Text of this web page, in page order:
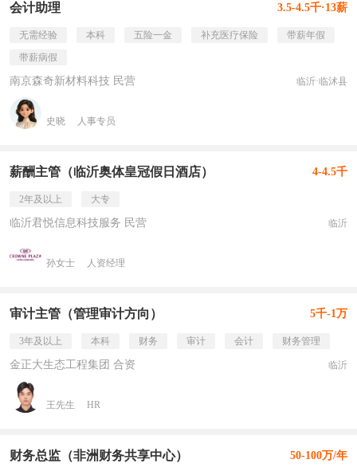
会计助理 3.5-4.5千·13薪
无需经验 本科 五险一金 补充医疗保险
带薪年假
带薪病假
南京森奇新材料科技 民营 临沂·临沭县
史晓 人事专员
薪酬主管（临沂奥体皇冠假日酒店） 4-4.5千
2年及以上 大专
临沂君悦信息科技服务 民营 临沂
孙女士 人资经理
审计主管（管理审计方向） 5千-1万
3年及以上 本科 财务 审计 会计 财务管理
金正大生态工程集团 合资 临沂
王先生 HR
财务总监（非洲财务共享中心） 50-100万/年